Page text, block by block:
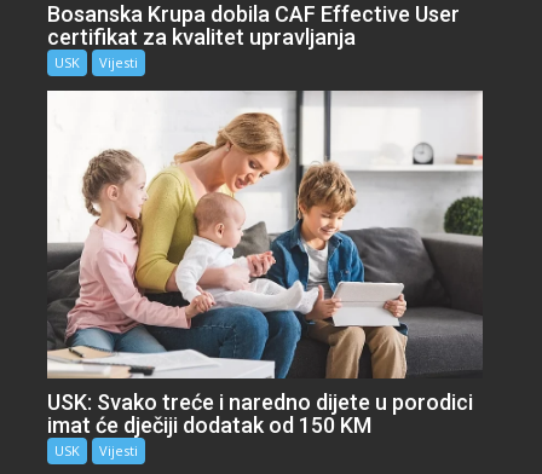
Bosanska Krupa dobila CAF Effective User
certifikat za kvalitet upravljanja
USK Vijesti
USK: Svako treće i naredno dijete u porodici
imat će dječiji dodatak od 150 KM
USK Vijesti